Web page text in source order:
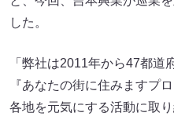
した。
「弊社は2011年から47都道
『あなたの街に住みますプ
各地を元気にする活動に取